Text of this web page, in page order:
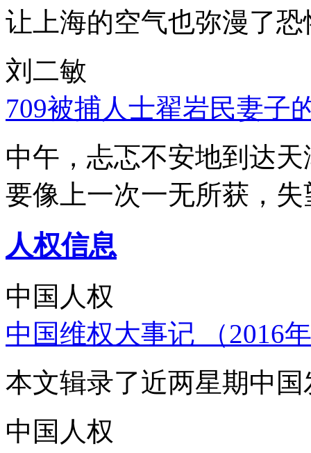
让上海的空气也弥漫了
刘二敏
709被捕人士翟岩民妻子
中午，忐忑不安地到达
要像上一次一无所获，
人权信息
中国人权
中国维权大事记 （2016
本文辑录了近两星期中
中国人权